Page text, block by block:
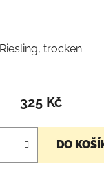
Riesling, trocken
325 Kč
DO